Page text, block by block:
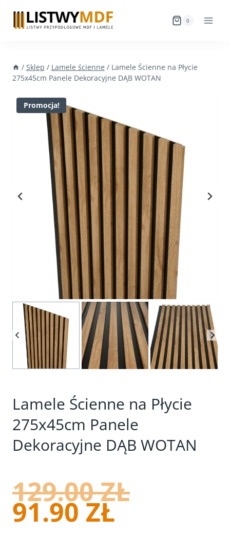
treści
0
/ Sklep / Lamele ścienne / Lamele Ścienne na Płycie
275x45cm Panele Dekoracyjne DĄB WOTAN
Promocja!
Lamele Ścienne na Płycie
275x45cm Panele
Dekoracyjne DĄB WOTAN
129.00ZŁ
91.90ZŁ